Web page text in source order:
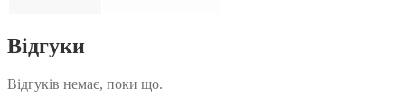
Відгуки
Відгуків немає, поки що.